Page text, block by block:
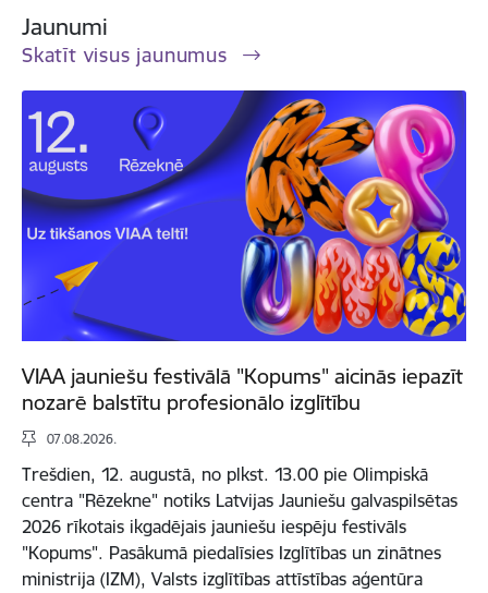
Jaunumi
Skatīt visus jaunumus
VIAA jauniešu festivālā "Kopums" aicinās iepazīt
nozarē balstītu profesionālo izglītību
07.08.2026.
Trešdien, 12. augustā, no plkst. 13.00 pie Olimpiskā
centra "Rēzekne" notiks Latvijas Jauniešu galvaspilsētas
2026 rīkotais ikgadējais jauniešu iespēju festivāls
"Kopums". Pasākumā piedalīsies Izglītības un zinātnes
ministrija (IZM), Valsts izglītības attīstības aģentūra